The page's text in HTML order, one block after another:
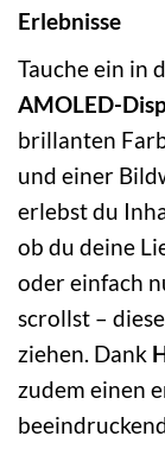
Erlebnisse
Tauche ein in
AMOLED-
brillanten
und einer
erlebst du
ob du deine
oder einfach
scrollst –
ziehen. Dank
zudem einen